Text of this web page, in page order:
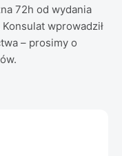
72h od wydania
wprowadził
– prosimy o